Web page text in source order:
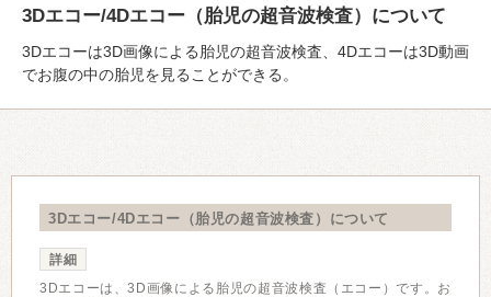
3Dエコー/4Dエコー（胎児の超音波検査）について
3Dエコーは3D画像による胎児の超音波検査、4Dエコーは3D動画
でお腹の中の胎児を見ることができる。
3Dエコー/4Dエコー（胎児の超音波検査）について
詳細
3Dエコーは、3D画像による胎児の超音波検査（エコー）です。お